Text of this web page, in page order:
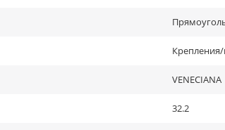
VENECIANA
32.2